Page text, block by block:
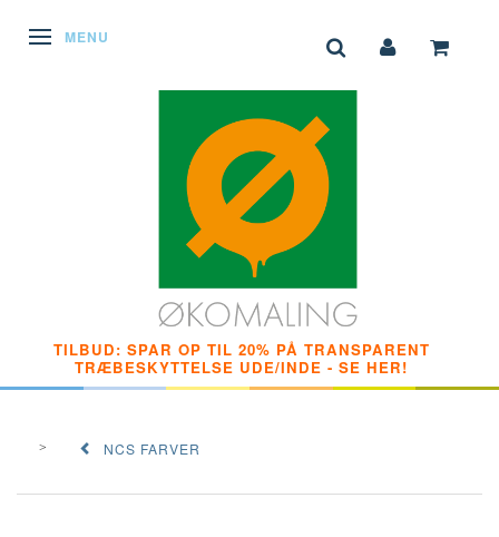
SKIFTE NAVIGATION
MENU
TILBUD: SPAR OP TIL 20% PÅ TRANSPARENT
TRÆBESKYTTELSE UDE/INDE - SE HER!
NCS FARVER